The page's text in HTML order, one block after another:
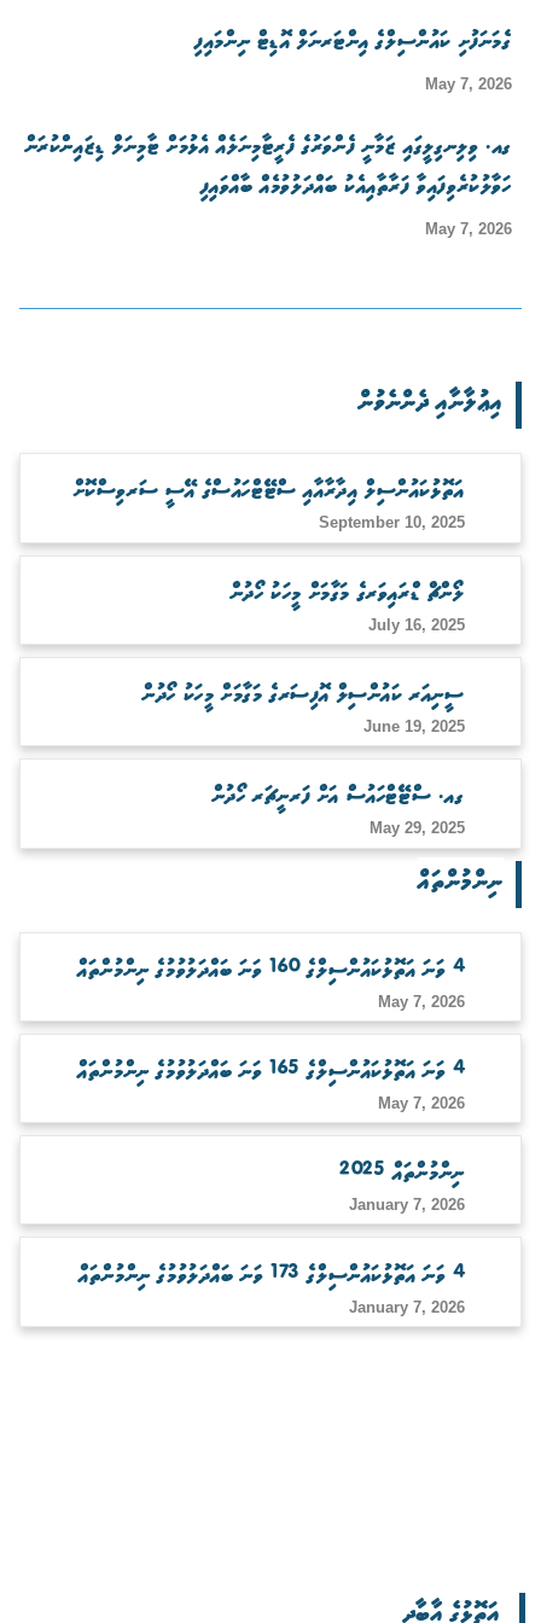
ގެމަނަފުށި ކައުންސިލްގެ އިންޓަރނަލް އޮޑިޓް ނިންމައިފި
May 7, 2026
ގއ. ވިލިނގިލީގައި ޒަމާނީ ފެންވަރުގެ ފެރީޓާމިނަލެއް އެޅުމަށް ޓާމިނަލް ޑިޒައިންކުރަން
ހަވާލުކުރެވިފައިވާ ފަރާތާއިއެކު ބައްދަލުވުމެއް ބާއްވައިފި
May 7, 2026
އިޢުލާނާއި ދެންނެވުން
އަތޮޅުކައުންސިލް އިދާރާއާއި ސްޓޭޓްހައުސްގެ އޭސީ ސަރވިސްކޮށް
ބަލަހައްޓާނެ ފަރާތެއް ހޯދުން
September 10, 2025
ލޯންޗް ޑްރައިވަރގެ މަގާމަށް މީހަކު ހޯދުން
July 16, 2025
ސީނިއަރ ކައުންސިލް އޮފިސަރގެ މަގާމަށް މީހަކު ހޯދުން
June 19, 2025
ގއ. ސްޓޭޓްހައުސް އަށް ފަރނީޗަރ ހޯދުން
May 29, 2025
ނިންމުންތައް
4 ވަނަ އަތޮޅުކައުންސިލްގެ 160 ވަނަ ބައްދަލުވުމުގެ ނިންމުންތައް
May 7, 2026
4 ވަނަ އަތޮޅުކައުންސިލްގެ 165 ވަނަ ބައްދަލުވުމުގެ ނިންމުންތައް
May 7, 2026
ނިންމުންތައް 2025
January 7, 2026
4 ވަނަ އަތޮޅުކައުންސިލްގެ 173 ވަނަ ބައްދަލުވުމުގެ ނިންމުންތައް
January 7, 2026